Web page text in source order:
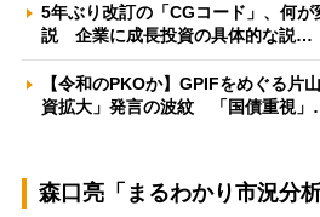
5年ぶり改訂の「CGコード」、何
説 企業に成長投資の具体的な説…
【令和のPKOか】GPIFをめぐる片
資拡大」発言の波紋 「国債重視
森口亮「まるわかり市況分析